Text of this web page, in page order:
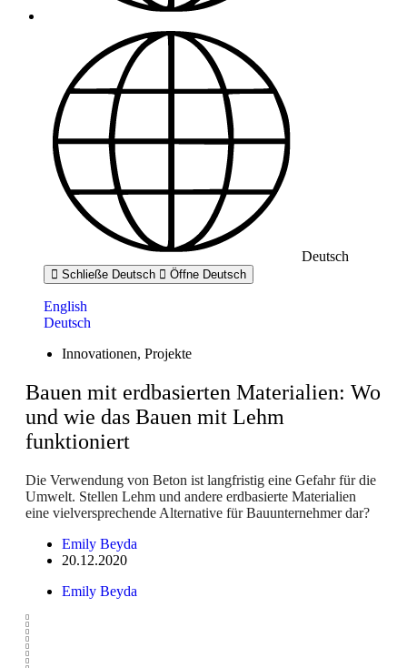
Deutsch
Schließe Deutsch Öffne Deutsch
English
Deutsch
Innovationen, Projekte
Bauen mit erdbasierten Materialien: Wo
und wie das Bauen mit Lehm
funktioniert
Die Verwendung von Beton ist langfristig eine Gefahr für die
Umwelt. Stellen Lehm und andere erdbasierte Materialien
eine vielversprechende Alternative für Bauunternehmer dar?
Emily Beyda
20.12.2020
Emily Beyda